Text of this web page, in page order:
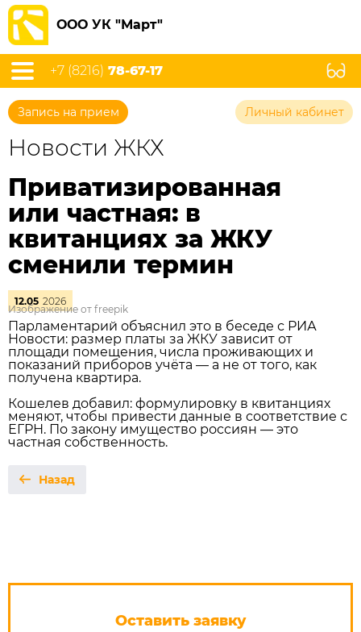
ООО УК "Март"
+7 (8216) 78-67-17
Запись на прием Личный кабинет
Новости ЖКХ
Приватизированная
или частная: в
квитанциях за ЖКУ
сменили термин
12.05 2026
Изображение от freepik
Парламентарий объяснил это в беседе с РИА
Новости: размер платы за ЖКУ зависит от
площади помещения, числа проживающих и
показаний приборов учёта — а не от того, как
получена квартира.
Кошелев добавил: формулировку в квитанциях
меняют, чтобы привести данные в соответствие с
ЕГРН. По закону имущество россиян — это
частная собственность.
Назад
Оставить заявку